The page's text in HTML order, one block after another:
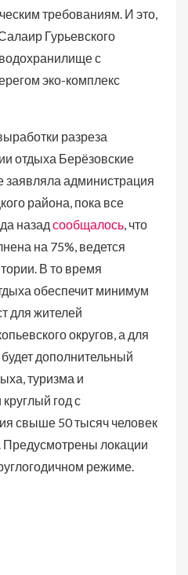
требованиям. И это,
Гурьевского
с
эко-комплекс
разреза
отдыха Берёзовские
заявляла администрация
района, пока все
назад сообщалось , что
на 75%, ведется
В то время
обеспечит минимум
для жителей
округов, а для
дополнительный
туризма и
год с
свыше 50 тысяч человек
Предусмотрены локации
режиме.